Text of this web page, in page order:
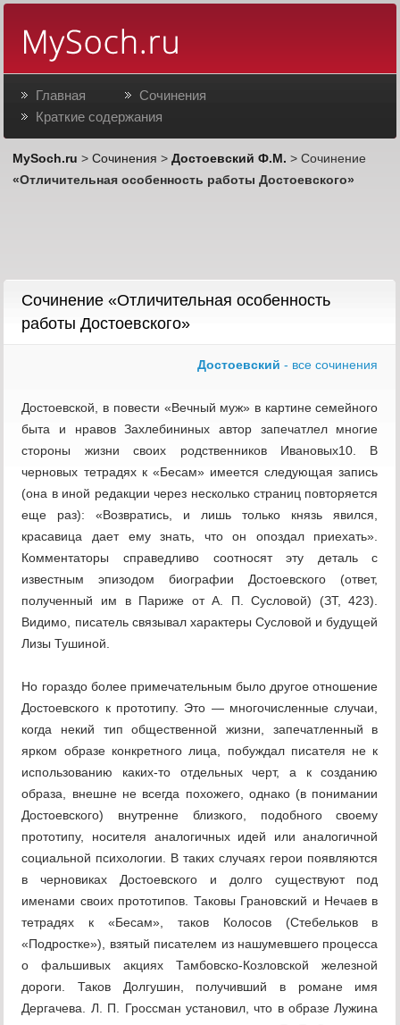
Главная
Сочинения
Краткие содержания
MySoch.ru >Сочинения >Достоевский Ф.М. > Сочинение
«Отличительная особенность работы Достоевского»
Сочинение «Отличительная особенность
работы Достоевского»
Достоевский - все сочинения
Достоевской, в повести «Вечный муж» в картине семейного
быта и нравов Захлебининых автор запечатлел многие
стороны жизни своих родственников Ивановых10. В
черновых тетрадях к «Бесам» имеется следующая запись
(она в иной редакции через несколько страниц повторяется
еще раз): «Возвратись, и лишь только князь явился,
красавица дает ему знать, что он опоздал приехать».
Комментаторы справедливо соотносят эту деталь с
известным эпизодом биографии Достоевского (ответ,
полученный им в Париже от А. П. Сусловой) (ЗТ, 423).
Видимо, писатель связывал характеры Сусловой и будущей
Лизы Тушиной.
Но гораздо более примечательным было другое отношение
Достоевского к прототипу. Это — многочисленные случаи,
когда некий тип общественной жизни, запечатленный в
ярком образе конкретного лица, побуждал писателя не к
использованию каких-то отдельных черт, а к созданию
образа, внешне не всегда похожего, однако (в понимании
Достоевского) внутренне близкого, подобного своему
прототипу, носителя аналогичных идей или аналогичной
социальной психологии. В таких случаях герои появляются
в черновиках Достоевского и долго существуют под
именами своих прототипов. Таковы Грановский и Нечаев в
тетрадях к «Бесам», таков Колосов (Стебельков в
«Подростке»), взятый писателем из нашумевшего процесса
о фальшивых акциях Тамбовско-Козловской железной
дороги. Таков Долгушин, получивший в романе имя
Дергачева. Л. П. Гроссман установил, что в образе Лужина